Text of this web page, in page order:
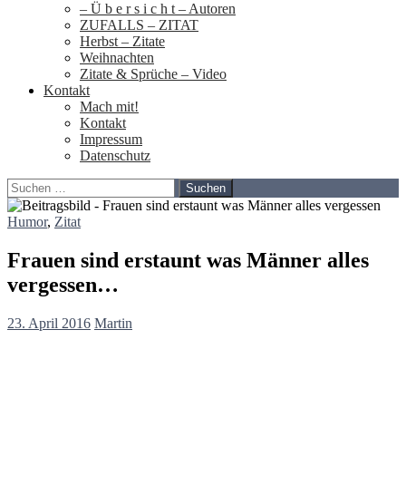
– Ü b e r s i c h t – Autoren
ZUFALLS – ZITAT
Herbst – Zitate
Weihnachten
Zitate & Sprüche – Video
Kontakt
Mach mit!
Kontakt
Impressum
Datenschutz
Suchen
nach:
Humor, Zitat
Frauen sind erstaunt was Männer alles
vergessen…
23. April 2016 Martin